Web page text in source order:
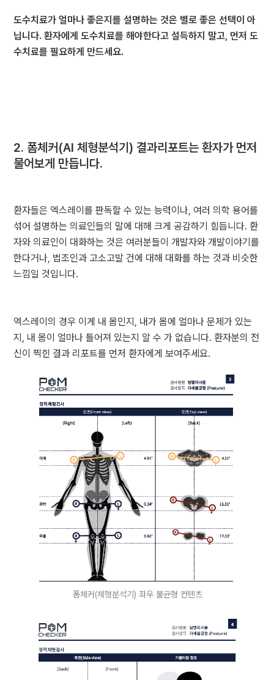
도수치료가 얼마나 좋은지를 설명하는 것은 별로 좋은 선택이 아
닙니다. 환자에게 도수치료를 해야한다고 설득하지 말고, 먼저 도
수치료를 필요하게 만드세요.
2. 폼체커(AI 체형분석기) 결과리포트는 환자가 먼저
물어보게 만듭니다.
환자들은 엑스레이를 판독할 수 있는 능력이나, 여러 의학 용어를
섞어 설명하는 의료인들의 말에 대해 크게 공감하기 힘듭니다. 환
자와 의료인이 대화하는 것은 여러분들이 개발자와 개발이야기를
한다거나, 법조인과 고소고발 건에 대해 대화를 하는 것과 비슷한
느낌일 것입니다.
엑스레이의 경우 이게 내 몸인지, 내가 몸에 얼마나 문제가 있는
지, 내 몸이 얼마나 틀어져 있는지 알 수 가 없습니다. 환자분의 전
신이 찍힌 결과 리포트를 먼저 환자에게 보여주세요.
폼체커(체형분석기) 좌우 불균형 컨텐츠